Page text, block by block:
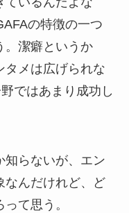
の特徴の一つ
。潔癖というか
タメは広げられな
ではあまり成功し
知らないが、エン
なんだけれど、ど
て思う。